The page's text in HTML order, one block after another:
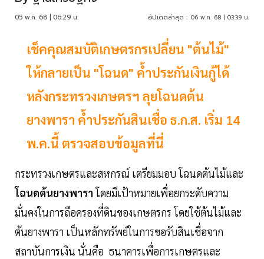
05 พ.ค. 68 | 06:29 น. อัปเดตล่าสุด : 06 พ.ค. 68 | 03:39 น.
เช็คคุณสมบัติเกษตรกรเปลี่ยน "ต้นไม้"
ให้กลายเป็น "โฉนด" ค้ำประกันเงินกู้ได้
หลังกระทรวงเกษตรฯ ลุยโฉนดต้น
ยางพารา ค้ำประกันสินเชื่อ ธ.ก.ส. เริ่ม 14
พ.ค.นี้ ตรวจสอบข้อมูลที่นี่
กระทรวงเกษตรและสหกรณ์ เตรียมมอบ โฉนดต้นไม้และ
โฉนดต้นยางพาราโดยมีเป้าหมายเพื่อยกระดับความ
มั่นคงในการถือครองที่ดินของเกษตรกร โดยใช้ต้นไม้และ
ต้นยางพารา เป็นหลักทรัพย์ในการขอรับสินเชื่อจาก
สถาบันการเงิน นั่นคือ ธนาคารเพื่อการเกษตรและ